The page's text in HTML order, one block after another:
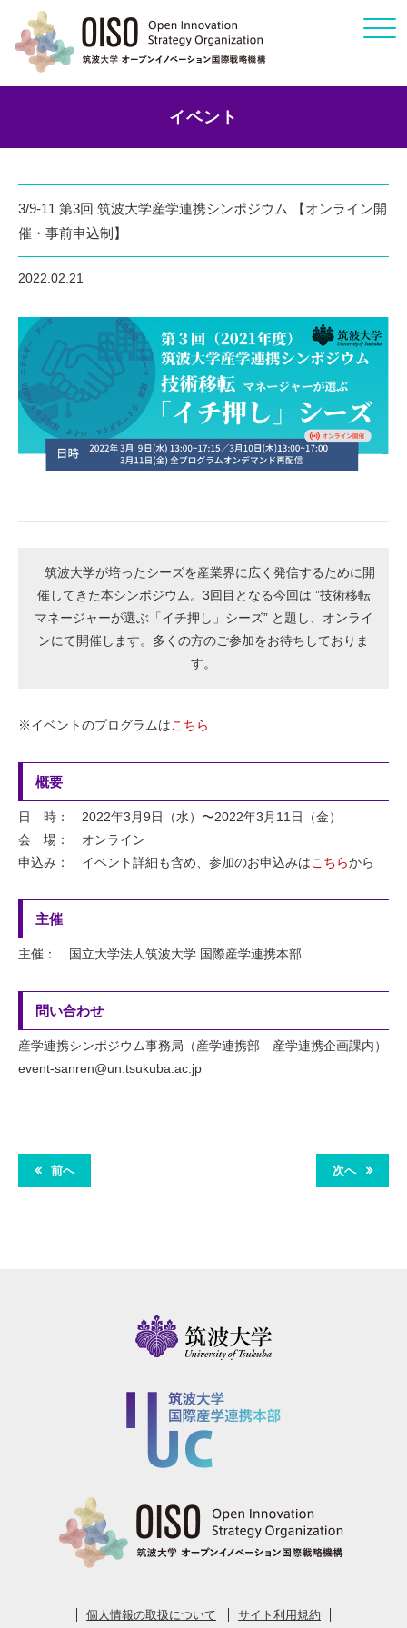
Click
イベント
3/9-11 第3回 筑波大学産学連携シンポジウム 【オンライン開
催・事前申込制】
2022.02.21
筑波大学が培ったシーズを産業界に広く発信するために開
催してきた本シンポジウム。 3回目となる今回は ”技術移転
マネージャーが選ぶ「イチ押し」シーズ” と題し、オンライ
ンにて開催します。 多くの方のご参加をお待ちしておりま
す。
※イベントのプログラムはこちら
概要
日 時： 2022年3月9日（水）〜2022年3月11日（金）
会 場： オンライン
申込み： イベント詳細も含め、参加のお申込みはこちらから
主催
主催： 国立大学法人筑波大学 国際産学連携本部
問い合わせ
産学連携シンポジウム事務局（産学連携部 産学連携企画課内）
event-sanren@un.tsukuba.ac.jp
前へ 次へ
個人情報の取扱について サイト利用規約